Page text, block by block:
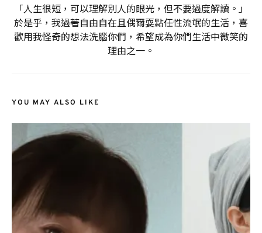
「人生很短，可以理解別人的眼光，但不要過度解讀。」
於是乎，我過著自由自在且偶爾耍點任性流氓的生活，喜
歡用我怪奇的想法洗腦你們，希望成為你們生活中微笑的
理由之一。
YOU MAY ALSO LIKE